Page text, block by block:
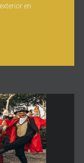
en